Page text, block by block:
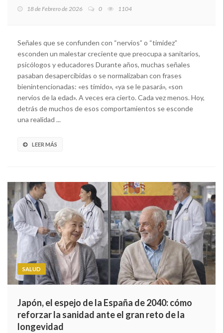
18 de Febrero de 2026 0 1104
Señales que se confunden con “nervios” o “timidez”
esconden un malestar creciente que preocupa a sanitarios,
psicólogos y educadores Durante años, muchas señales
pasaban desapercibidas o se normalizaban con frases
bienintencionadas: «es tímido», «ya se le pasará», «son
nervios de la edad». A veces era cierto. Cada vez menos. Hoy,
detrás de muchos de esos comportamientos se esconde
una realidad ...
LEER MÁS
SALUD
Japón, el espejo de la España de 2040: cómo
reforzar la sanidad ante el gran reto de la
longevidad